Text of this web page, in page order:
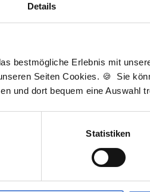
Details
bestmögliche Erlebnis mit
Seiten Cookies. 🍪 Sie
und dort bequem eine Auswahl
Statistiken
als Markdown (CC BY 4.0)
Betreuer